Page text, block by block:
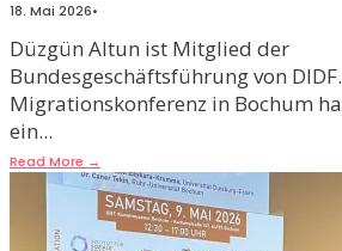
18. Mai 2026•
Düzgün Altun ist Mitglied der
Bundesgeschäftsführung von
Migrationskonferenz in Bochum
ein...
Read More →